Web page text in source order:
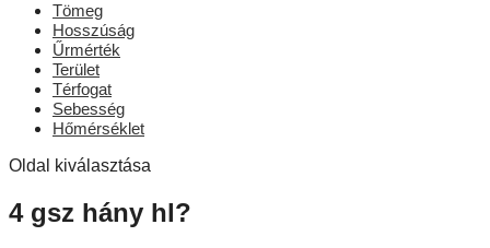
Tömeg
Hosszúság
Űrmérték
Terület
Térfogat
Sebesség
Hőmérséklet
Oldal kiválasztása
4 gsz hány hl?